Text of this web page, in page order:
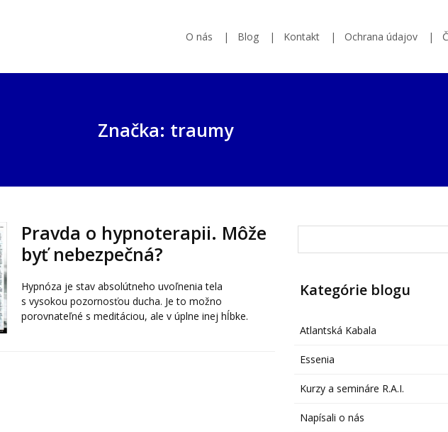
O nás Blog Kontakt Ochrana údajov
Značka: traumy
Pravda o hypnoterapii. Môže
byť nebezpečná?
Hypnóza je stav absolútneho uvoľnenia tela
s vysokou pozornosťou ducha. Je to možno
porovnateľné s meditáciou, ale v úplne inej hĺbke.
Kategórie blogu
Atlantská Kabala
Essenia
Kurzy a semináre R.A.I.
Napísali o nás